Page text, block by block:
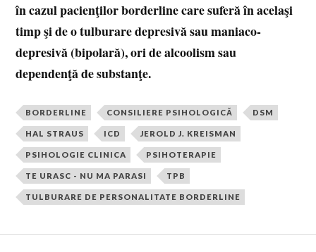
în cazul pacienţilor borderline care suferă în acelaşi
timp şi de o tulburare depresivă sau maniaco-
depresivă (bipolară), ori de alcoolism sau
dependenţă de substanţe.
BORDERLINE CONSILIERE PSIHOLOGICĂ DSM
HAL STRAUS ICD JEROLD J. KREISMAN
PSIHOLOGIE CLINICA PSIHOTERAPIE
TE URASC - NU MA PARASI TPB
TULBURARE DE PERSONALITATE BORDERLINE